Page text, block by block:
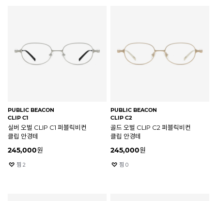
PUBLIC BEACON
CLIP C1
실버 오벌 CLIP C1 퍼블릭비컨
클립 안경테
245,000원
찜 2
PUBLIC BEACON
CLIP C2
골드 오벌 CLIP C2 퍼블릭비컨
클립 안경테
245,000원
찜 0